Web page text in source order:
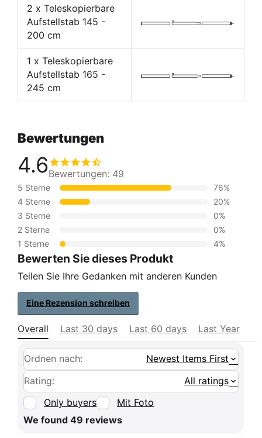
2 x Teleskopierbare
Aufstellstab 145 -
200 cm
1 x Teleskopierbare
Aufstellstab 165 -
245 cm
Bewertungen
4.6Bewertungen: 49
5 Sterne
76%
4 Sterne
20%
3 Sterne
0%
2 Sterne
0%
1 Sterne
4%
Bewerten Sie dieses Produkt
Teilen Sie Ihre Gedanken mit anderen Kunden
Eine Rezension schreiben
Overall Last 30 days Last 60 days Last Year
Ordnen nach:
Newest Items First
Rating:
All ratings
Only buyers
Mit Foto
We found 49 reviews